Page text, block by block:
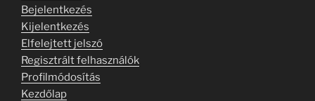
Bejelentkezés
Kijelentkezés
Elfelejtett jelszó
Regisztrált felhasználók
Profilmódosítás
Kezdőlap